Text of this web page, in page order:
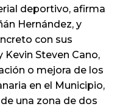
deportivo, afirma
Hernández, y
con sus
Steven Cano,
o mejora de los
en el Municipio,
una zona de dos